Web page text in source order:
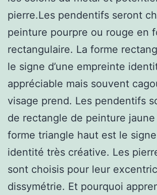
pierre.Les pendentifs seront
peinture pourpre ou rouge en
rectangulaire. La forme
le signe d’une empreinte
appréciable mais souvent
visage prend. Les pendentifs
de rectangle de peinture jaune
forme triangle haut est le signe
identité très créative. Les
sont choisis pour leur
dissymétrie. Et pourquoi